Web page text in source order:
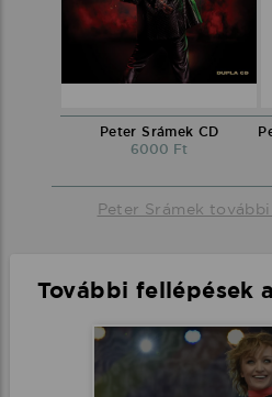
Peter Srámek CD
6000 Ft
Peter Srámek
További fellépések